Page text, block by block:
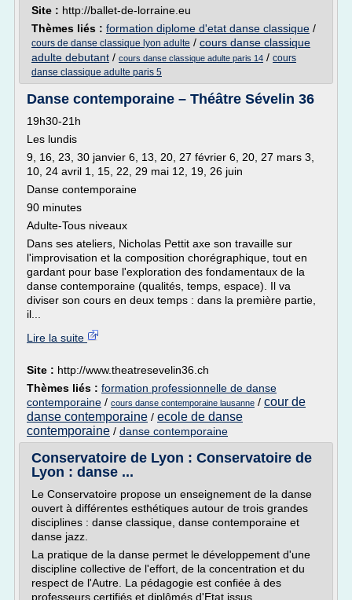
Site : http://ballet-de-lorraine.eu
Thèmes liés : formation diplome d'etat danse classique /
cours de danse classique lyon adulte / cours danse classique
adulte debutant / cours danse classique adulte paris 14 / cours
danse classique adulte paris 5
Danse contemporaine – Théâtre Sévelin 36
19h30-21h
Les lundis
9, 16, 23, 30 janvier 6, 13, 20, 27 février 6, 20, 27 mars 3,
10, 24 avril 1, 15, 22, 29 mai 12, 19, 26 juin
Danse contemporaine
90 minutes
Adulte-Tous niveaux
Dans ses ateliers, Nicholas Pettit axe son travaille sur
l'improvisation et la composition chorégraphique, tout en
gardant pour base l'exploration des fondamentaux de la
danse contemporaine (qualités, temps, espace). Il va
diviser son cours en deux temps : dans la première partie,
il...
Lire la suite
Site : http://www.theatresevelin36.ch
Thèmes liés : formation professionnelle de danse
contemporaine / cours danse contemporaine lausanne / cour de
danse contemporaine / ecole de danse
contemporaine / danse contemporaine
Conservatoire de Lyon : Conservatoire de
Lyon : danse ...
Le Conservatoire propose un enseignement de la danse
ouvert à différentes esthétiques autour de trois grandes
disciplines : danse classique, danse contemporaine et
danse jazz.
La pratique de la danse permet le développement d'une
discipline collective de l'effort, de la concentration et du
respect de l'Autre. La pédagogie est confiée à des
professeurs certifiés et diplômés d'Etat issus...